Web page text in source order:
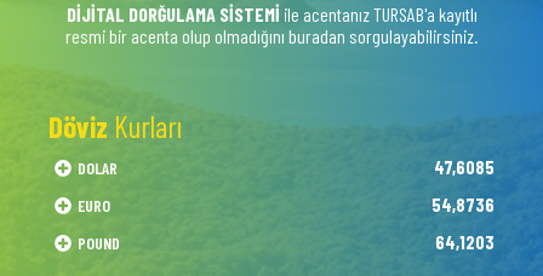
DİJİTAL DORĞULAMA SİSTEMİ ile acentanız TURSAB'a kayıtlı
resmi bir acenta olup olmadığını buradan sorgulayabilirsiniz.
Döviz Kurları
DOLAR 47,6085
EURO 54,8736
POUND 64,1203